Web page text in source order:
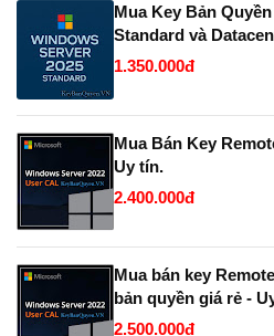
Mua Key Bản
Standard và
1.350.000đ
Mua Bán Key
Uy tín.
2.400.000đ
Mua bán key
bản quyền giá rẻ -
2.500.000đ